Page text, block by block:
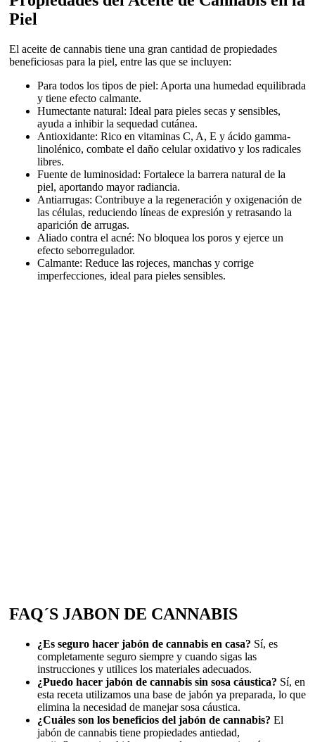
Piel
El aceite de cannabis tiene una gran cantidad de propiedades
beneficiosas para la piel, entre las que se incluyen:
Para todos los tipos de piel: Aporta una humedad equilibrada
y tiene efecto calmante.
Humectante natural: Ideal para pieles secas y sensibles,
ayuda a inhibir la sequedad cutánea.
Antioxidante: Rico en vitaminas C, A, E y ácido gamma-
linolénico, combate el daño celular oxidativo y los radicales
libres.
Fuente de luminosidad: Fortalece la barrera natural de la
piel, aportando mayor radiancia.
Antiarrugas: Contribuye a la regeneración y oxigenación de
las células, reduciendo líneas de expresión y retrasando la
aparición de arrugas.
Aliado contra el acné: No bloquea los poros y ejerce un
efecto seborregulador.
Calmante: Reduce las rojeces, manchas y corrige
imperfecciones, ideal para pieles sensibles.
FAQ´S JABON DE CANNABIS
¿Es seguro hacer jabón de cannabis en casa? Sí, es
completamente seguro siempre y cuando sigas las
instrucciones y utilices los materiales adecuados.
¿Puedo hacer jabón de cannabis sin sosa cáustica? Sí, en
esta receta utilizamos una base de jabón ya preparada, lo que
elimina la necesidad de manejar sosa cáustica.
¿Cuáles son los beneficios del jabón de cannabis? El
jabón de cannabis tiene propiedades antiedad,